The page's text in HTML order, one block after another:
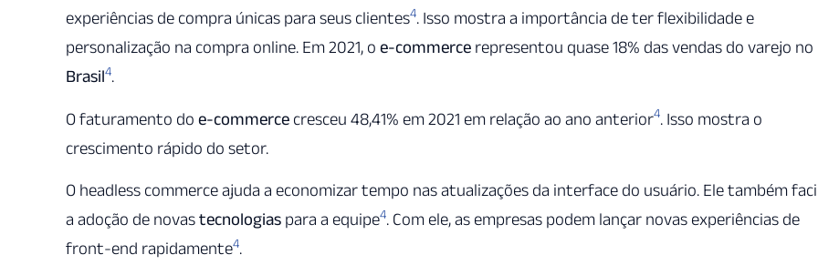
experiências de compra únicas para seus clientes4. Isso mostra a importância de ter flexibilidade e
personalização na compra online. Em 2021, o e-commerce representou quase 18% das vendas do varejo no
Brasil4.
O faturamento do e-commerce cresceu 48,41% em 2021 em relação ao ano anterior4. Isso mostra o
crescimento rápido do setor.
O headless commerce ajuda a economizar tempo nas atualizações da interface do usuário. Ele também
a adoção de novastecnologias para a equipe4. Com ele, as empresas podem lançar novas experiências de
front-end rapidamente4.